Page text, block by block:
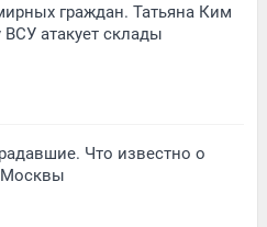
граждан. Татьяна Ким
атакует склады
Что известно о
Москвы